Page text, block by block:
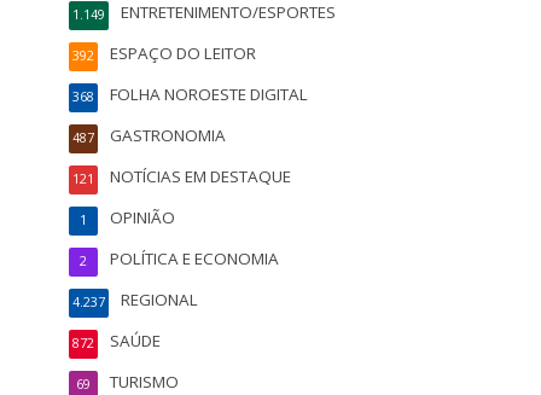
ENTRETENIMENTO/ESPORTES
1.149
ESPAÇO DO LEITOR
392
FOLHA NOROESTE DIGITAL
368
GASTRONOMIA
487
NOTÍCIAS EM DESTAQUE
121
OPINIÃO
1
POLÍTICA E ECONOMIA
2
REGIONAL
4.237
SAÚDE
872
TURISMO
69